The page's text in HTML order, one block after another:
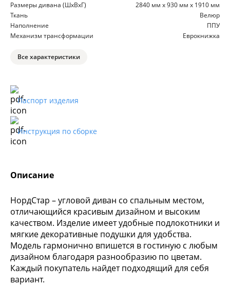
Описание
НордСтар – угловой диван со спальным местом,
отличающийся красивым дизайном и высоким
качеством. Изделие имеет удобные подлокотники и
мягкие декоративные подушки для удобства.
Модель гармонично впишется в гостиную с любым
дизайном благодаря разнообразию по цветам.
Каждый покупатель найдет подходящий для себя
вариант.
Размеры дивана (ШхВхГ)
2840 мм х 930 мм х 1910 мм
Ткань
Велюр
Наполнение
ППУ
Механизм трансформации
Еврокнижка
Все характеристики
Паспорт изделия
Инструкция по сборке